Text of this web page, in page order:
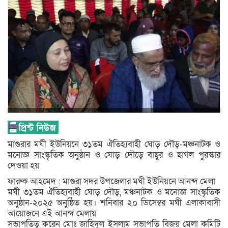
মাগুরার মঘী ইউনিয়নে ৩১তম ঐতিহ্যবাহী ঘোড় দৌড়-মঞ্চনাটক ও
মনোজ্ঞ সাংস্কৃতিক অনুষ্ঠান ও ঘোড় দৌড়ে বাছুর ও ছাগল পুরস্কার
দেওয়া হয়
ফারুক আহমেদ : মাগুরা সদর উপজেলার মঘী ইউনিয়নে আনন্দ মেলা
মঘী ৩১তম ঐতিহ্যবাহী ঘোড় দৌড়, মঞ্চনাটক ও মনোজ্ঞ সাংস্কৃতিক
অনুষ্ঠান-২০২৫ অনুষ্ঠিত হয়। শনিবার ২০ ডিসেম্বর মঘী এলাকাবাসী
আয়োজনে এই আনন্দ মেলায়
সভাপতিত্ব করেন মোঃ জাহিদুল ইসলাম সভাপতি বিজয় মেলা কমিটি